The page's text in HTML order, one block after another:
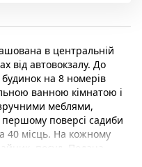
в центральній
від автовокзалу. До
на 8 номерів
ванною кімнатою і
меблями,
поверсі садиби
40 місць. На кожному
посуд. Подача
цілодобово. На